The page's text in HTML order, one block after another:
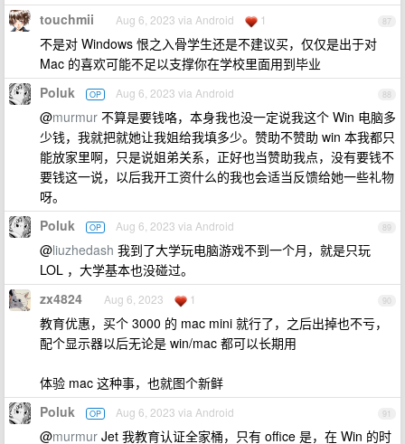
87
touchmii Aug 6, 2023 via Android 1
不是对 Windows 恨之入骨学生还是不建议买，仅仅是出于对
Mac 的喜欢可能不足以支撑你在学校里面用到毕业
88
Poluk OP Aug 6, 2023 via Android
@murmur 不算是要钱咯，本身我也没一定说我这个 Win 电脑多
少钱，我就把就她让我姐给我填多少。赞助不赞助 win 本我都只
能放家里啊，只是说姐弟关系，正好也当赞助我点，没有要钱不
要钱这一说，以后我开工资什么的我也会适当反馈给她一些礼物
呀。
89
Poluk OP Aug 6, 2023 via Android
@liuzhedash 我到了大学玩电脑游戏不到一个月，就是只玩
LOL ，大学基本也没碰过。
90
zx4824 Aug 6, 2023 1
教育优惠，买个 3000 的 mac mini 就行了，之后出掉也不亏，
配个显示器以后无论是 win/mac 都可以长期用
体验 mac 这种事，也就图个新鲜
91
Poluk OP Aug 6, 2023 via Android
@murmur Jet 我教育认证全家桶，只有 office 是，在 Win 的时